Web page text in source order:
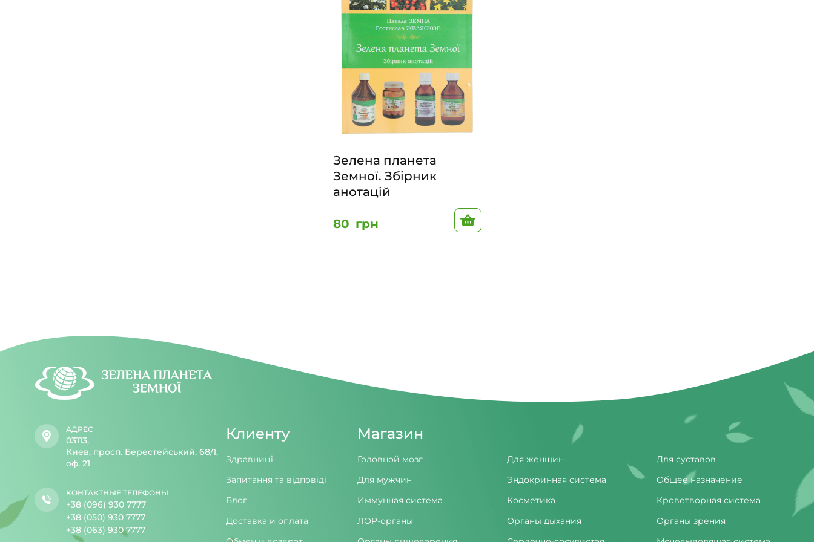
Зелена планета
Земної. Збірник
анотацій
80 грн
АДРЕС
03113,
Киев, просп. Берестейський, 68/1,
оф. 21
КОНТАКТНЫЕ ТЕЛЕФОНЫ
+38 (096) 930 7777
+38 (050) 930 7777
+38 (063) 930 7777
Клиенту
Здравниці
Запитання та відповіді
Блог
Доставка и оплата
Магазин
Головной мозг Для женщин
Для суставов
Для мужчин
Эндокринная система
Общее назначение
Иммунная система
Косметика
Кроветворная система
ЛОР-органы
Органы дыхания
Органы зрения